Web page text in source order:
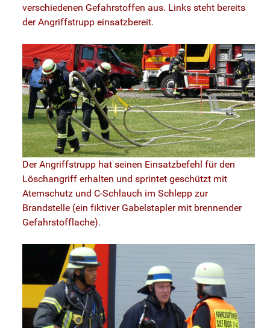
verschiedenen Gefahrstoffen aus. Links steht bereits
der Angriffstrupp einsatzbereit.
Der Angriffstrupp hat seinen Einsatzbefehl für den
Löschangriff erhalten und sprintet geschützt mit
Atemschutz und C-Schlauch im Schlepp zur
Brandstelle (ein fiktiver Gabelstapler mit brennender
Gefahrstofflache).